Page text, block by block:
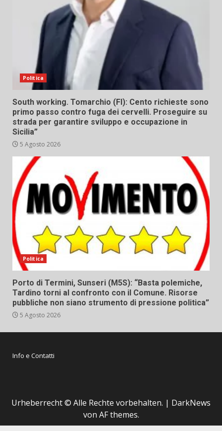
Politica
South working. Tomarchio (FI): Cento richieste sono
primo passo contro fuga dei cervelli. Proseguire su
strada per garantire sviluppo e occupazione in
Sicilia”
5 Agosto 2026
Politica
Porto di Termini, Sunseri (M5S): “Basta polemiche,
Tardino torni al confronto con il Comune. Risorse
pubbliche non siano strumento di pressione politica”
5 Agosto 2026
Info e Contatti
Urheberrecht © Alle Rechte vorbehalten. | DarkNews
von AF themes.